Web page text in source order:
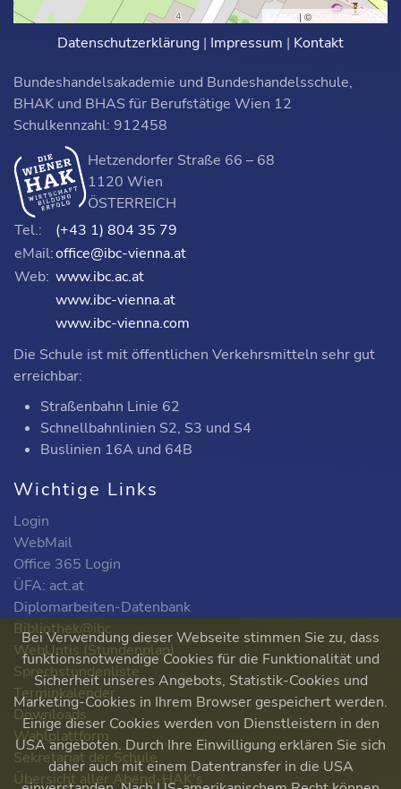
Leaflet | © OpenStreetMap
Datenschutzerklärung | Impressum | Kontakt
Bundeshandelsakademie und Bundeshandelsschule,
BHAK und BHAS für Berufstätige Wien 12
Schulkennzahl: 912458
Hetzendorfer Straße 66 – 68
1120 Wien
ÖSTERREICH
Tel.:
(+43 1) 804 35 79
eMail:office@ibc-vienna.at
Web: www.ibc.ac.at
www.ibc-vienna.at
www.ibc-vienna.com
Die Schule ist mit öffentlichen Verkehrsmitteln sehr gut
erreichbar:
Straßenbahn Linie 62
Schnellbahnlinien S2, S3 und S4
Buslinien 16A und 64B
Wichtige Links
Login
WebMail
Office 365 Login
ÜFA: act.at
Diplomarbeiten-Datenbank
Bibliothek@ibc
WebUntis (Stundenplan)
Sprechstundenliste
Terminkalender
Downloads
Wahlplattform
Sekretariat der Schule
Übersicht aller Abend-HAK's
Bei Verwendung dieser Webseite stimmen Sie zu, dass
funktionsnotwendige Cookies für die Funktionalität und
Sicherheit unseres Angebots, Statistik-Cookies und
Marketing-Cookies in Ihrem Browser gespeichert werden.
Einige dieser Cookies werden von Dienstleistern in den
USA angeboten. Durch Ihre Einwilligung erklären Sie sich
daher auch mit einem Datentransfer in die USA